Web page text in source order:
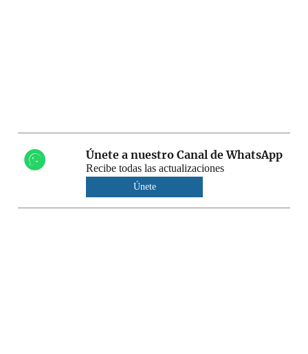
Únete a nuestro Canal de WhatsApp
Recibe todas las actualizaciones
Únete